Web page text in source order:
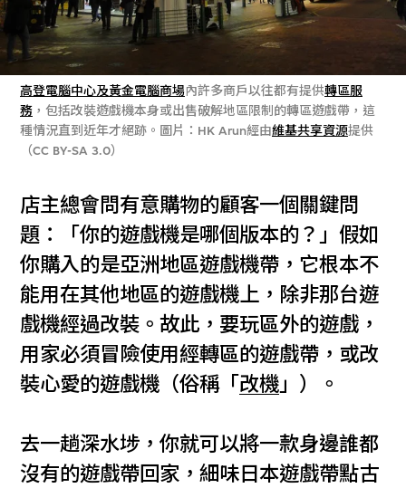
高登電腦中心及黃金電腦商場內許多商戶以往都有提供轉區服
務 ，包括改裝遊戲機本身或出售破解地區限制的轉區遊戲帶，這
種情況直到近年才絕跡。圖片：HK Arun經由維基共享資源提供
（CC BY-SA 3.0）
店主總會問有意購物的顧客一個關鍵問
題：「你的遊戲機是哪個版本的？」假如
你購入的是亞洲地區遊戲機帶，它根本不
能用在其他地區的遊戲機上，除非那台遊
戲機經過改裝。故此，要玩區外的遊戲，
用家必須冒險使用經轉區的遊戲帶，或改
裝心愛的遊戲機（俗稱「 改機」）。
去一趟深水埗，你就可以將一款身邊誰都
沒有的遊戲帶回家，細味日本遊戲帶點古